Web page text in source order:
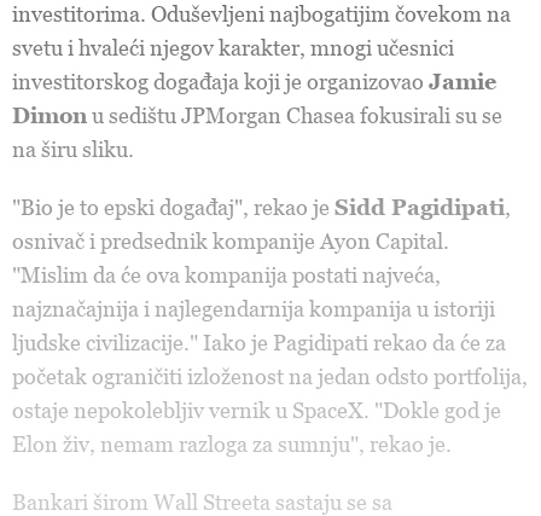
investitorima. Oduševljeni najbogatijim čovekom na
svetu i hvaleći njegov karakter, mnogi učesnici
investitorskog događaja koji je organizovao Jamie
Dimon u sedištu JPMorgan Chasea fokusirali su se
na širu sliku.
"Bio je to epski događaj", rekao je Sidd Pagidipati,
osnivač i predsednik kompanije Ayon Capital.
"Mislim da će ova kompanija postati najveća,
najznačajnija i najlegendarnija kompanija u istoriji
ljudske civilizacije." Iako je Pagidipati rekao da će za
početak ograničiti izloženost na jedan odsto portfolija,
ostaje nepokolebljiv vernik u SpaceX. "Dokle god je
Elon živ, nemam razloga za sumnju", rekao je.
Bankari širom Wall Streeta sastaju se sa